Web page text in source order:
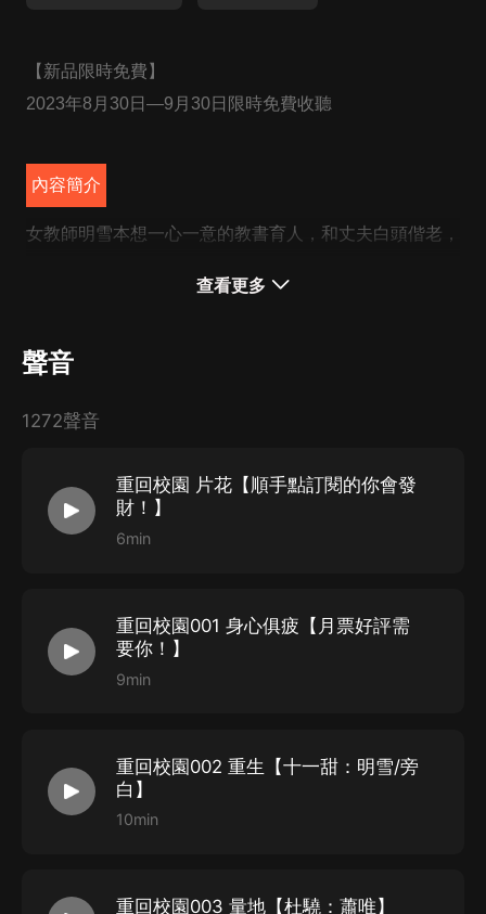
【新品限時免費】
2023年8 月 30日 —9 月 30日限時免費收聽
內容簡介
女教師明雪本想一心一意的教書育人，和丈夫白頭偕老，
一次爭吵后，丈夫摔門而去，再見面卻已經物是人非。
卿我我的丈夫，正愣神的時候，“砰”的一聲，她被一輛路
前世已逝，今生重來。
多了一個女老總，民間多了一個女神醫。
為了親人她下海經商，為了朋友她以身犯險，為了師門她
蕭唯說：雪兒，只要你回頭，我一直在你的身后。
staff
畫本：開到荼蘼
/審音：石小懶
查看更多
聲音
1272聲音
重回校園 片花【順手點訂閱的你會發
財！】
6min
重回校園001 身心俱疲【月票好評需
要你！】
9min
重回校園002 重生【十一甜：明雪/旁
白】
10min
重回校園003 量地【杜驍：蕭唯】